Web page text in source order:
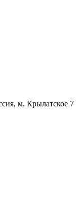
м. Крылатское 7